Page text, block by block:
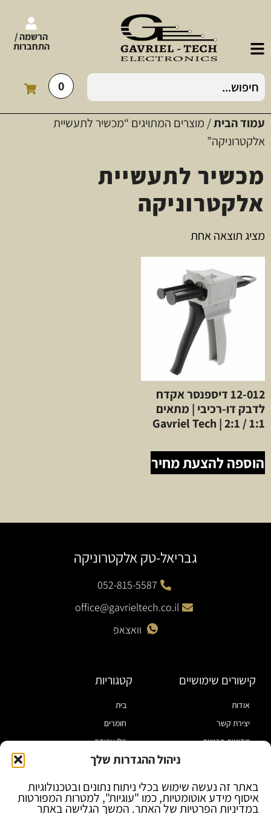
ניהול ההגדרות שלך
באתר זה נעשה שימוש בכלי ניתוח נתונים ובטכנולוגיות
איסוף מידע אוטומטיות, כמו "עוגיות", למטרות המפורטות
במדיניות הפרטיות של האתר. המשך הגלישה באתר
הרשמה /
התחברות
0
עמוד הבית/ מוצרים המתויגים “מכשיר לתעשיית
אלקטרוניקה”
מכשיר לתעשיית
אלקטרוניקה
מציג תוצאה אחת
12-012 דיספנסר אקדח
לדבק דו-רכיבי | מתאים
1:1 / 2:1 | Gavriel Tech
הוספה להצעת מחיר
גבריאל-טק אלקטרוניקה
052-815-5587
office@gavrieltech.co.il
וואצאפ
קישורים שימושיים
אודות
יצירת קשר
מדיניות פרטיות
בלוג
קטגוריות
בית
חומרים
כלי עבודה
מוצרי הלחמה
ספקי כח ומודדים